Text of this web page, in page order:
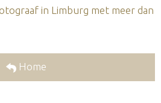
in Limburg met meer dan
Home